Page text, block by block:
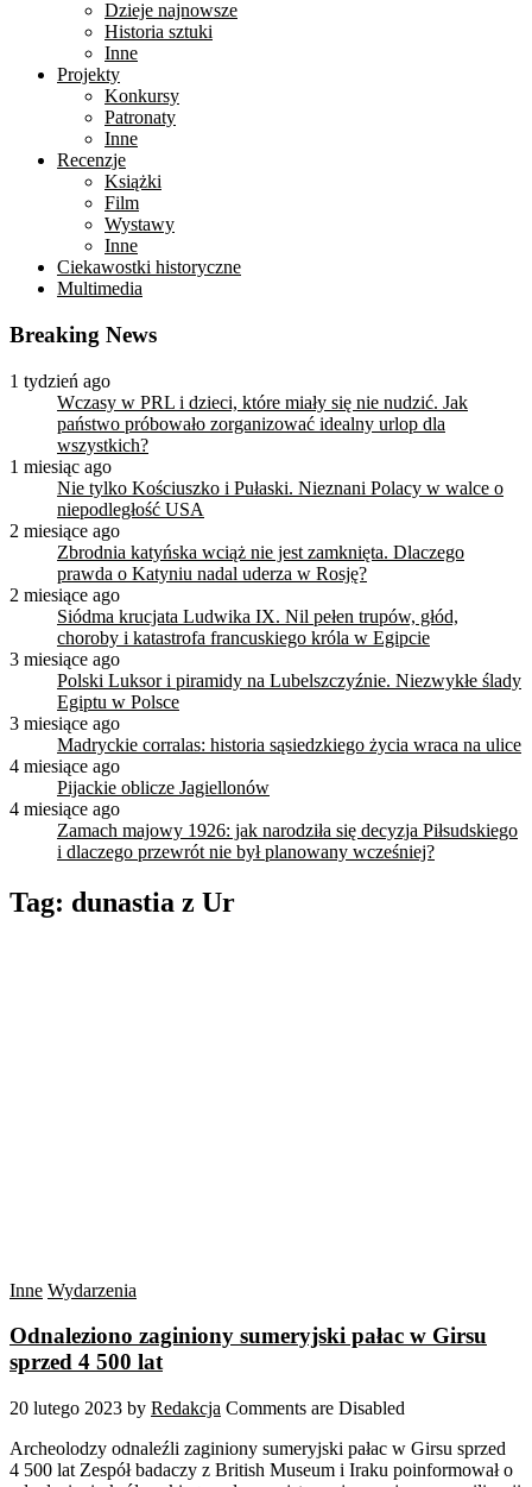
Dzieje najnowsze
Historia sztuki
Inne
Projekty
Konkursy
Patronaty
Inne
Recenzje
Książki
Film
Wystawy
Inne
Ciekawostki historyczne
Multimedia
Breaking News
1 tydzień ago
Wczasy w PRL i dzieci, które miały się nie nudzić. Jak
państwo próbowało zorganizować idealny urlop dla
wszystkich?
1 miesiąc ago
Nie tylko Kościuszko i Pułaski. Nieznani Polacy w walce o
niepodległość USA
2 miesiące ago
Zbrodnia katyńska wciąż nie jest zamknięta. Dlaczego
prawda o Katyniu nadal uderza w Rosję?
2 miesiące ago
Siódma krucjata Ludwika IX. Nil pełen trupów, głód,
choroby i katastrofa francuskiego króla w Egipcie
3 miesiące ago
Polski Luksor i piramidy na Lubelszczyźnie. Niezwykłe ślady
Egiptu w Polsce
3 miesiące ago
Madryckie corralas: historia sąsiedzkiego życia wraca na ulice
4 miesiące ago
Pijackie oblicze Jagiellonów
4 miesiące ago
Zamach majowy 1926: jak narodziła się decyzja Piłsudskiego
i dlaczego przewrót nie był planowany wcześniej?
Tag: dunastia z Ur
Inne Wydarzenia
Odnaleziono zaginiony sumeryjski pałac w Girsu
sprzed 4 500 lat
20 lutego 2023 by Redakcja Comments are Disabled
Archeolodzy odnaleźli zaginiony sumeryjski pałac w Girsu sprzed
4 500 lat Zespół badaczy z British Museum i Iraku poinformował o